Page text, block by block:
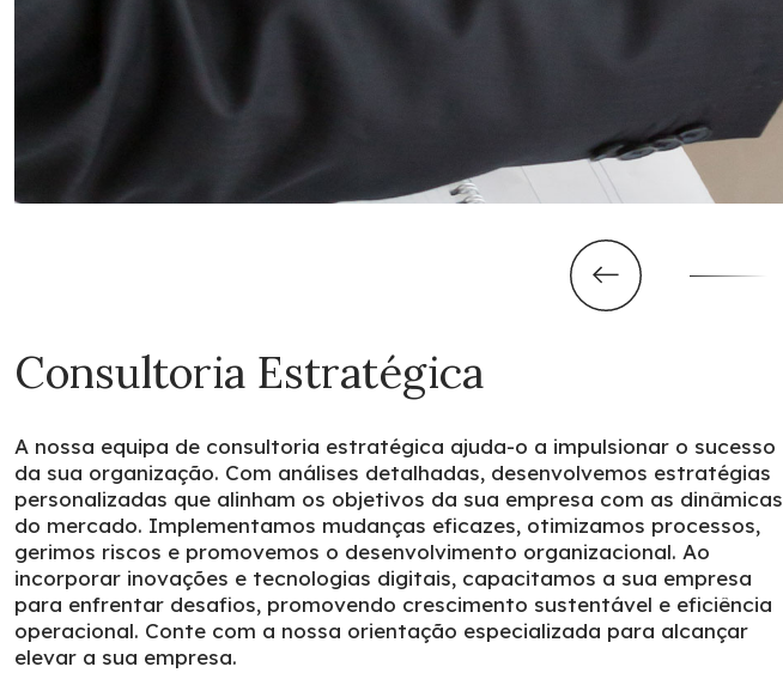
Consultoria Estratégica
A nossa equipa de consultoria estratégica ajuda-o a impulsionar o sucesso
da sua organização. Com análises detalhadas, desenvolvemos estratégias
personalizadas que alinham os objetivos da sua empresa com as dinâmicas
do mercado. Implementamos mudanças eficazes, otimizamos processos,
gerimos riscos e promovemos o desenvolvimento organizacional. Ao
incorporar inovações e tecnologias digitais, capacitamos a sua empresa
para enfrentar desafios, promovendo crescimento sustentável e eficiência
operacional. Conte com a nossa orientação especializada para alcançar
elevar a sua empresa.